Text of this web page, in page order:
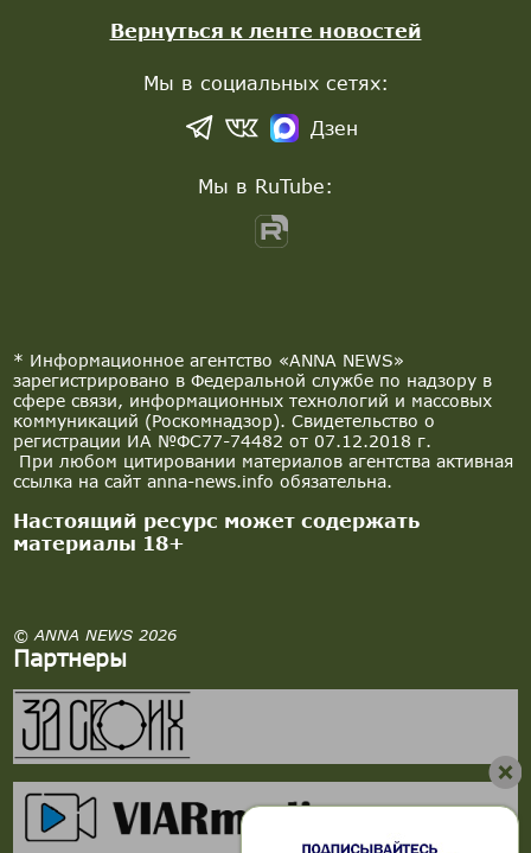
* Информационное агентство «ANNA NEWS»
зарегистрировано в Федеральной службе по надзору в
сфере связи, информационных технологий и массовых
коммуникаций (Роскомнадзор). Свидетельство о
регистрации ИА №ФС77-74482 от 07.12.2018 г.
При любом цитировании материалов агентства активная
ссылка на сайт anna-news.info обязательна.
Настоящий ресурс может содержать
материалы 18+
© ANNA NEWS 2026
Партнеры
Вернуться к ленте новостей
Мы в социальных сетях:
Дзен
Мы в RuTube: